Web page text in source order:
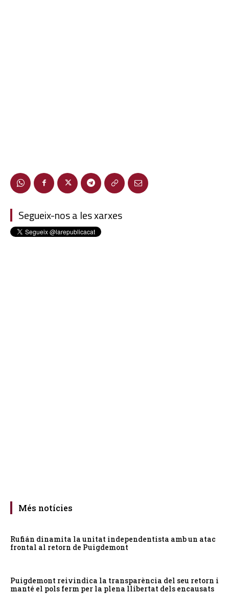
Segueix-nos a les xarxes
Més notícies
Rufián dinamita la unitat independentista amb un atac
frontal al retorn de Puigdemont
Puigdemont reivindica la transparència del seu retorn i
manté el pols ferm per la plena llibertat dels encausats